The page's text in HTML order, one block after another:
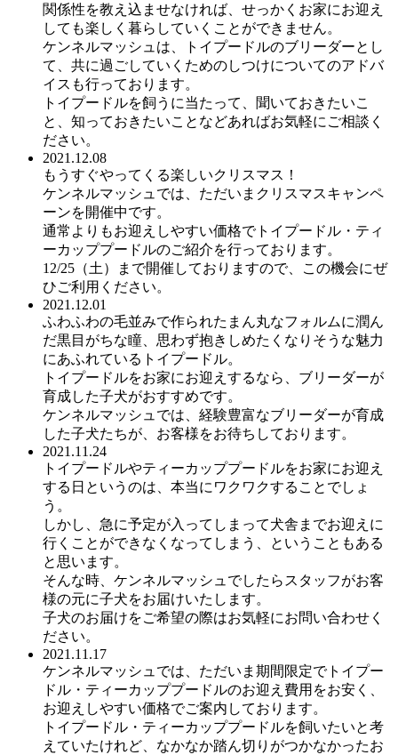
関係性を教え込ませなければ、せっかくお家にお迎え
しても楽しく暮らしていくことができません。
ケンネルマッシュは、トイプードルのブリーダーとし
て、共に過ごしていくためのしつけについてのアドバ
イスも行っております。
トイプードルを飼うに当たって、聞いておきたいこ
と、知っておきたいことなどあればお気軽にご相談く
ださい。
2021.12.08
もうすぐやってくる楽しいクリスマス！
ケンネルマッシュでは、ただいまクリスマスキャンペ
ーンを開催中です。
通常よりもお迎えしやすい価格でトイプードル・ティ
ーカッププードルのご紹介を行っております。
12/25（土）まで開催しておりますので、この機会にぜ
ひご利用ください。
2021.12.01
ふわふわの毛並みで作られたまん丸なフォルムに潤ん
だ黒目がちな瞳、思わず抱きしめたくなりそうな魅力
にあふれているトイプードル。
トイプードルをお家にお迎えするなら、ブリーダーが
育成した子犬がおすすめです。
ケンネルマッシュでは、経験豊富なブリーダーが育成
した子犬たちが、お客様をお待ちしております。
2021.11.24
トイプードルやティーカッププードルをお家にお迎え
する日というのは、本当にワクワクすることでしょ
う。
しかし、急に予定が入ってしまって犬舎までお迎えに
行くことができなくなってしまう、ということもある
と思います。
そんな時、ケンネルマッシュでしたらスタッフがお客
様の元に子犬をお届けいたします。
子犬のお届けをご希望の際はお気軽にお問い合わせく
ださい。
2021.11.17
ケンネルマッシュでは、ただいま期間限定でトイプー
ドル・ティーカッププードルのお迎え費用をお安く、
お迎えしやすい価格でご案内しております。
トイプードル・ティーカッププードルを飼いたいと考
えていたけれど、なかなか踏ん切りがつかなかったお